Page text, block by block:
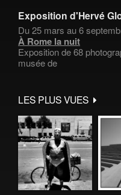
Exposition d'Hervé
Du 25 mars au 6
À Rome la nuit
Exposition de 68
musée de
LES PLUS VUES